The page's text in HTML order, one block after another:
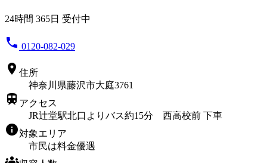
24時間 365日 受付中
phone 0120-082-029
location_on 住所
神奈川県藤沢市大庭3761
train アクセス
JR辻堂駅北口よりバス約15分 西高校前 下車
info対象エリア
市民は料金優遇
groups